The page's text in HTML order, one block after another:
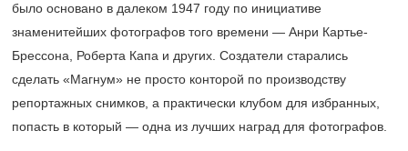
было основано в далеком 1947 году по инициативе
знаменитейших фотографов того времени — Анри Картье-
Брессона, Роберта Капа и других. Создатели старались
сделать «Магнум» не просто конторой по производству
репортажных снимков, а практически клубом для избранных,
попасть в который — одна из лучших наград для фотографов.